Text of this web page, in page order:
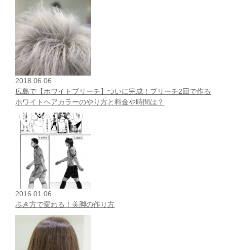
2018.06.06
広島で【ホワイトブリーチ】ついに完成！ブリーチ2回で作る
ホワイトヘアカラーのやり方と料金や時間は？
2016.01.06
歩き方で変わる！美脚の作り方